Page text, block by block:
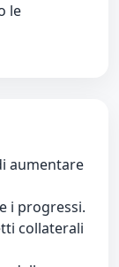
le
aumentare
i progressi.
collaterali